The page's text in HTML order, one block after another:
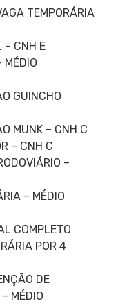
TEMPORÁRIA
– CNH E
MÉDIO
GUINCHO
MUNK – CNH C
– CNH C
–
– MÉDIO
COMPLETO
POR 4
DE
MÉDIO